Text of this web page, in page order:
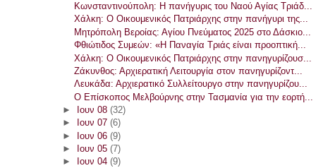
Κωνσταντινούπολη: Η πανήγυρις του Ναού Αγίας Τριάδ...
Χάλκη: Ο Οικουμενικός Πατριάρχης στην πανήγυρι της...
Μητρόπολη Βεροίας: Αγίου Πνεύματος 2025 στο Δάσκιο...
Φθιώτιδος Συμεών: «Η Παναγία Τριάς είναι προοπτική...
Χάλκη: Ο Οικουμενικός Πατριάρχης στην πανηγυρίζουσ...
Ζάκυνθος: Αρχιερατική Λειτουργία στον πανηγυρίζοντ...
Λευκάδα: Αρχιερατικό Συλλείτουργο στην πανηγυρίζου...
Ο Επίσκοπος Μελβούρνης στην Τασμανία για την εορτή...
►
Ιουν 08 (32)
►
Ιουν 07 (6)
► Ιουν 06 (9)
►
Ιουν 05 (7)
►
Ιουν 04 (9)